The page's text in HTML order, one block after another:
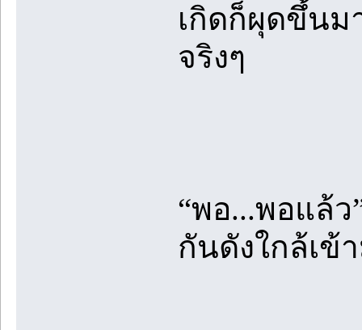
เกิดก็ผุดขึ้นม
จริงๆ
“พอ...พอแล้
กันดังใกล้เข้